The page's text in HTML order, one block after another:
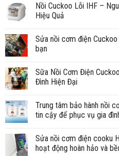
Nồi Cuckoo Lỗi IHF –
Hiệu Quả
Sửa nồi cơm điện
bạn
Sữa Nồi Cơm Điện
Đình Hiện Đại
Trung tâm bảo hành nồi
tin cậy để phục vụ gia
Sửa nồi cơm điện cooku
hoạt động hoàn hảo và